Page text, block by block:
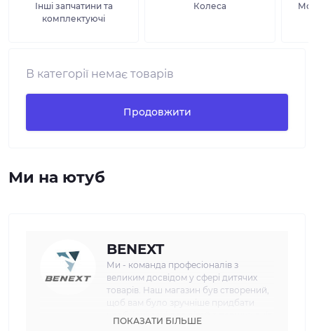
Інші запчатини та
комплектуючі
Колеса
В категорії немає товарів
Продовжити
Ми на ютуб
BENEXT
Ми - команда професіоналів з
великим досвідом у сфері дитячих
товарів. Наш магазин був створений,
щоб вам було зручніше придбати
ПОКАЗАТИ БІЛЬШЕ